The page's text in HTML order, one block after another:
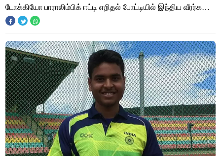
டோக்கியோ பாராலிம்பிக் ஈட்டி எறிதல் போட்டியில் இந்திய வீரர்கள்
தேவேந்திரா மற்றும் சுந்தர் சிங் ஆ